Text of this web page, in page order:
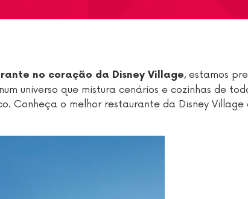
no coração da Disney Village, estamos
universo que mistura cenários e cozinhas de
Conheça o melhor restaurante da Disney Village